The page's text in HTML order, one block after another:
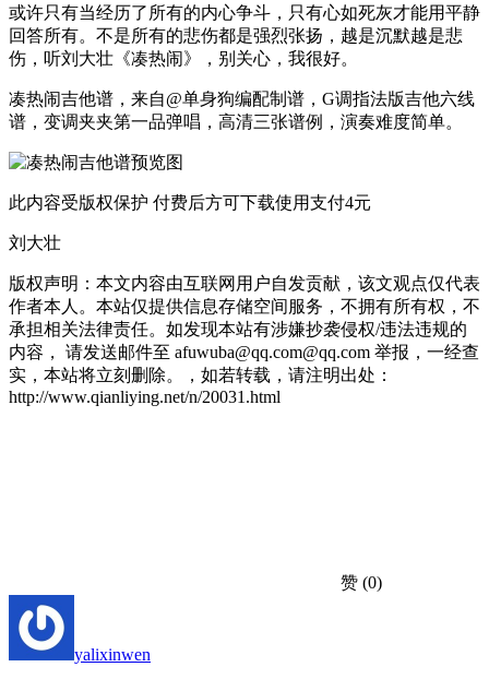
或许只有当经历了所有的内心争斗，只有心如死灰才能用平静
回答所有。不是所有的悲伤都是强烈张扬，越是沉默越是悲
伤，听刘大壮《凑热闹》，别关心，我很好。
凑热闹吉他谱，来自@单身狗编配制谱，G调指法版吉他六线
谱，变调夹夹第一品弹唱，高清三张谱例，演奏难度简单。
此内容受版权保护 付费后方可下载使用支付4元
刘大壮
版权声明：本文内容由互联网用户自发贡献，该文观点仅代表
作者本人。本站仅提供信息存储空间服务，不拥有所有权，不
承担相关法律责任。如发现本站有涉嫌抄袭侵权/违法违规的
内容， 请发送邮件至 afuwuba@qq.com@qq.com 举报，一经查
实，本站将立刻删除。，如若转载，请注明出处：
http://www.qianliying.net/n/20031.html
赞 (0)
yalixinwen